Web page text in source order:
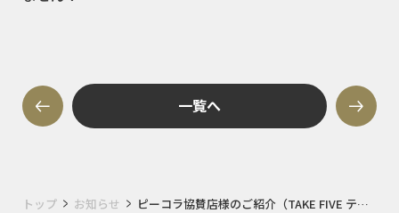
一覧へ
トップ お知らせ ピーコラ協賛店様のご紹介（TAKE FIVE テイクファイブ）